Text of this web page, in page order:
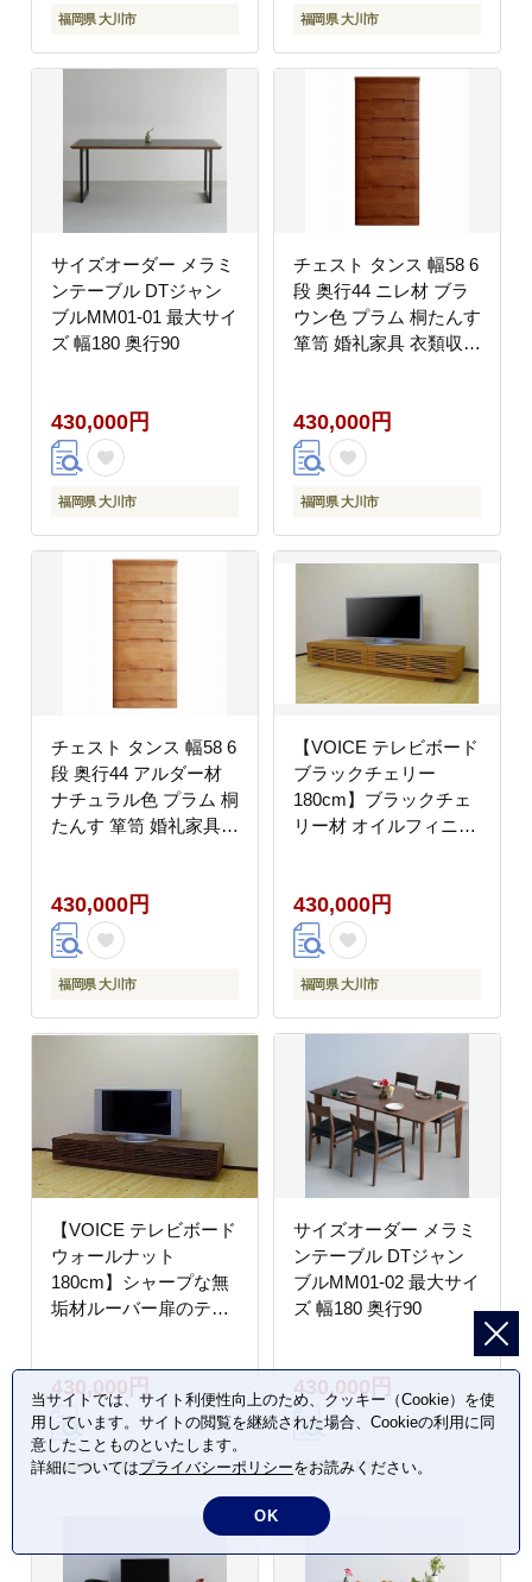
福岡県 大川市 福岡県 大川市
サイズオーダー メラミ
ンテーブル DTジャン
ブルMM01-01 最大サイ
ズ 幅180 奥行90
430,000円
福岡県 大川市
チェスト タンス 幅58 6
段 奥行44 ニレ材 ブラ
ウン色 プラム 桐たんす
箪笥 婚礼家具 衣類収納
430,000円
福岡県 大川市
チェスト タンス 幅58 6
段 奥行44 アルダー材
ナチュラル色 プラム 桐
たんす 箪笥 婚礼家具
430,000円
福岡県 大川市
【VOICE テレビボード
ブラックチェリー
180cm】ブラックチェ
リー材 オイルフィニッ
扉のテレビボード 家具
テレビ台 TVボード AV
ボード 棚 リビングボー
ド サイド ローボード
430,000円
福岡県 大川市
【VOICE テレビボード
ウォールナット
180cm】シャープな無
垢材ルーバー扉のテレ
ッシュ リモコン対応
＞家具 テレビ台 テレビ
ボード TVボード AVボ
ード 棚 リビングボード
430,000円
福岡県 大川市
サイズオーダー メラミ
ンテーブル DTジャン
ブルMM01-02 最大サイ
ズ 幅180 奥行90
430,000円
福岡県 大川市
当サイトでは、サイト利便性向上のため、クッキー（Cookie）を使
用しています。サイトの閲覧を継続された場合、Cookieの利用に同
意したことものといたします。
詳細についてはプライバシーポリシーをお読みください。
OK